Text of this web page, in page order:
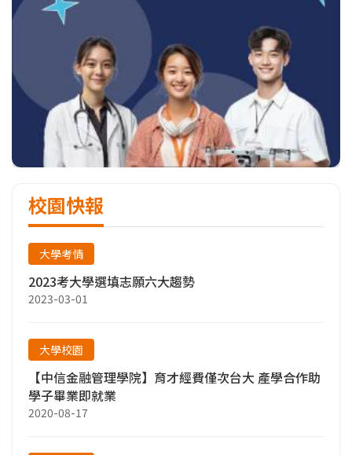
校園快報
大學考情
2023考大學選填志願六大趨勢
2023-03-01
大學校園
【中信金融管理學院】育才經費僅次台大 產學合作助
學子畢業即就業
2020-08-17